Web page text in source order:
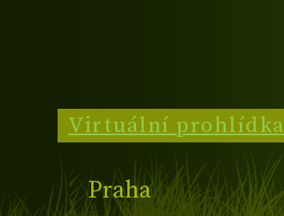
Virtuální prohlídka
Praha